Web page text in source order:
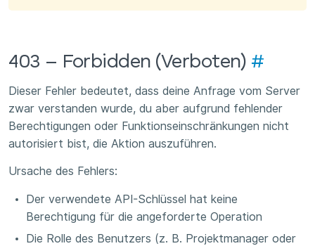
403 – Forbidden (Verboten) #
Dieser Fehler bedeutet, dass deine Anfrage vom Server
zwar verstanden wurde, du aber aufgrund fehlender
Berechtigungen oder Funktionseinschränkungen nicht
autorisiert bist, die Aktion auszuführen.
Ursache des Fehlers:
Der verwendete API-Schlüssel hat keine
Berechtigung für die angeforderte Operation
Die Rolle des Benutzers (z. B. Projektmanager oder